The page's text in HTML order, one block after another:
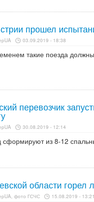
прошел
03.09.2019 - 18:38
такие поезда
перевозчик
30.08.2019 - 12:14
сформируют из 8-12
области горел
фото ГСЧС 15.08.2019 -